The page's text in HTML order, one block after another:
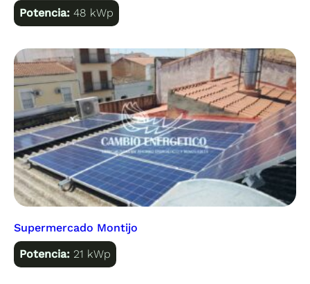
Potencia:48 kWp
Supermercado Montijo
Potencia: 21 kWp